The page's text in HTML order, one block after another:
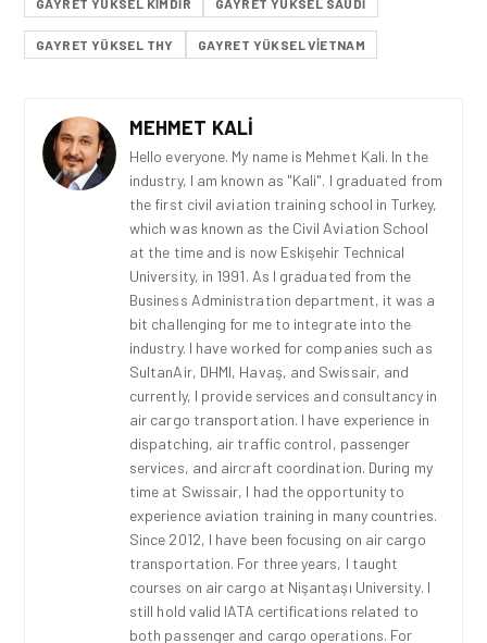
GAYRET YÜKSEL KIMDIR GAYRET YÜKSEL SAUDI
GAYRET YÜKSEL THY GAYRET YÜKSEL VIETNAM
MEHMET KALI
Hello everyone. My name is Mehmet Kali. In the
industry, I am known as "Kali". I graduated from
the first civil aviation training school in Turkey,
which was known as the Civil Aviation School
at the time and is now Eskişehir Technical
University, in 1991. As I graduated from the
Business Administration department, it was a
bit challenging for me to integrate into the
industry. I have worked for companies such as
SultanAir, DHMI, Havaş, and Swissair, and
currently, I provide services and consultancy in
air cargo transportation. I have experience in
dispatching, air traffic control, passenger
services, and aircraft coordination. During my
time at Swissair, I had the opportunity to
experience aviation training in many countries.
Since 2012, I have been focusing on air cargo
transportation. For three years, I taught
courses on air cargo at Nişantaşı University. I
still hold valid IATA certifications related to
both passenger and cargo operations. For